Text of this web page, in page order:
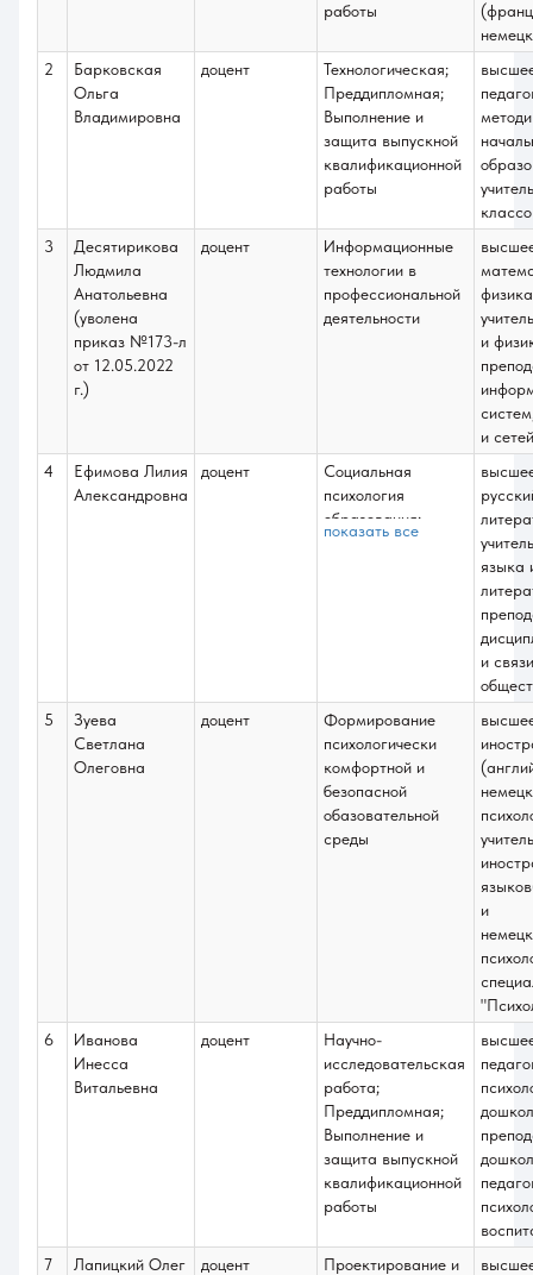
работы
2
Барковская
Ольга
Владимировна
доцент
Технологическая;
Преддипломная;
Выполнение и
защита выпускной
квалификационной
работы
3
Десятирикова
Людмила
Анатольевна
(уволена
приказ №173-л
от 12.05.2022
г.)
доцент
Информационные
технологии в
профессиональной
деятельности
физика
и
и сетей
4
Ефимова Лилия
Александровна
доцент
Социальная
психология
образования;
Организационная
показать все
языка
и
5
Зуева
Светлана
Олеговна
доцент
Формирование
психологически
комфортной и
безопасной
обазовательной
среды
учитель
и
6
Иванова
Инесса
Витальевна
доцент
Научно-
исследовательская
работа;
Преддипломная;
Выполнение и
защита выпускной
квалификационной
работы
7
Лапицкий Олег
доцент
Проектирование и